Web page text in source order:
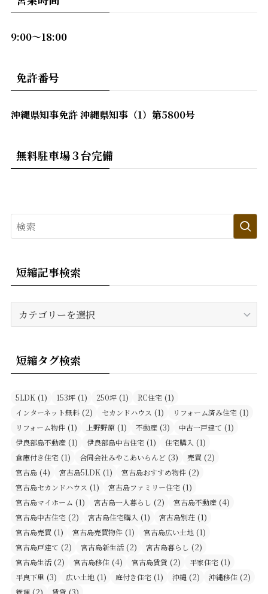
9:00〜18:00
免許番号
沖縄県知事免許 沖縄県知事（1）第5800号
無料駐車場３台完備
短縮記事検索
縮
事
検
短縮タグ検索
5LDK (1) 153坪 (1) 250坪 (1) RC住宅 (1)
インターネット無料 (2) セカンドハウス (1) リフォーム済み住宅 (1)
リフォーム物件 (1) 上野野原 (1) 不動産 (3) 中古一戸建て (1)
伊良部島不動産 (1) 伊良部島中古住宅 (1) 住宅購入 (1)
倉庫付き住宅 (1) 合同会社みやこあいらんど (3) 売買 (2)
宮古島 (4) 宮古島5LDK (1) 宮古島おすすめ物件 (2)
宮古島セカンドハウス (1) 宮古島ファミリー住宅 (1)
宮古島マイホーム (1) 宮古島一人暮らし (2) 宮古島不動産 (4)
宮古島中古住宅 (2) 宮古島住宅購入 (1) 宮古島別荘 (1)
宮古島売買 (1) 宮古島売買物件 (1) 宮古島広い土地 (1)
宮古島戸建て (2) 宮古島新生活 (2) 宮古島暮らし (2)
宮古島生活 (2) 宮古島移住 (4) 宮古島賃貸 (2) 平家住宅 (1)
平良下里 (3) 広い土地 (1) 庭付き住宅 (1) 沖縄 (2) 沖縄移住 (2)